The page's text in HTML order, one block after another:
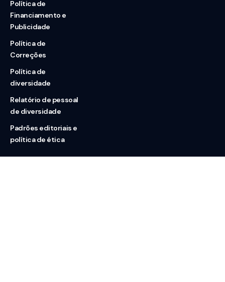
Política de
Financiamento e
Publicidade
Política de
Correções
Política de
diversidade
Relatório de pessoal
de diversidade
Padrões editoriais e
política de ética